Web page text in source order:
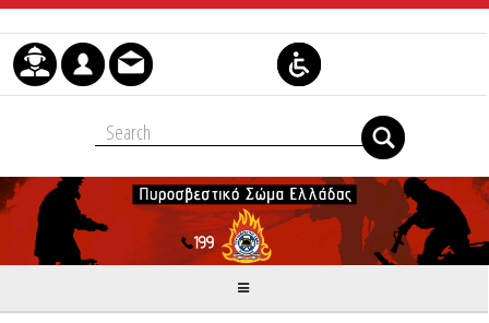
Skip to Content